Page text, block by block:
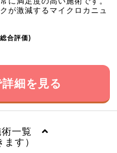
が激減するマイクロカニュ
合評価)
細を見る
術一覧
す）